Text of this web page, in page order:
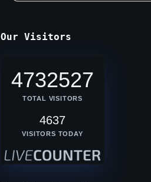
Our Visitors
4732527
TOTAL VISITORS
4637
VISITORS TODAY